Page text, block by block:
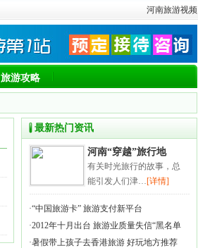
河南旅游视频
旅游攻略
最新热门资讯
河南“穿越”旅行地
有关时光旅行的故事，总
能引发人们津…[详情]
·“中国旅游卡” 旅游支付新平台
·2012年十月出台 旅游业质量失信“黑名单
·暑假带上孩子去香港旅游 好玩地方推荐